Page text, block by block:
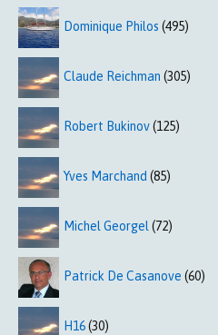
Dominique Philos (495)
Claude Reichman (305)
Robert Bukinov(125)
Yves Marchand (85)
Michel Georgel (72)
Patrick De Casanove (60)
H16(30)